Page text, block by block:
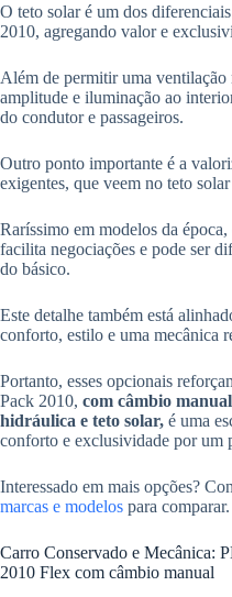
O teto solar é um dos
2010, agregando valor e
Além de permitir uma ventilação
amplitude e iluminação ao
do condutor e passageiros.
Outro ponto importante é a
exigentes, que veem no teto
Raríssimo em modelos da
facilita negociações e pode ser
do básico.
Este detalhe também está
conforto, estilo e uma mecânica
Portanto, esses opcionais
Pack 2010, com câmbio
hidráulica e teto solar, é uma
conforto e exclusividade por um
Interessado em mais opções?
marcas e modelos para comparar.
Carro Conservado e Mecânica:
2010 Flex com câmbio manual